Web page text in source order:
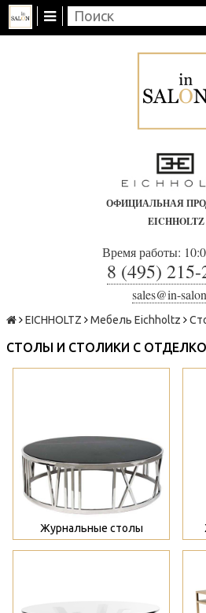
ОФИЦИАЛЬНАЯ
EICHHOLTZ
Время работы:
8 (495)
sales@in-
EICHHOLTZ Мебель Eichholtz
СТОЛЫ И СТОЛИКИ С
Журнальные столы